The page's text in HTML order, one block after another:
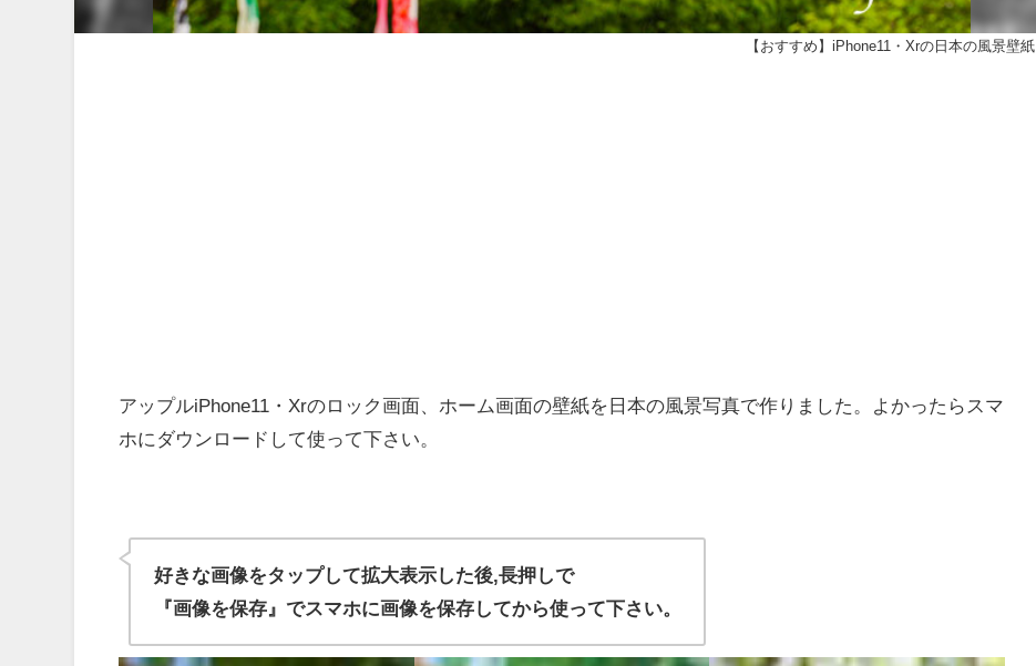
【おすすめ】iPhone11・Xrの日本の風景壁紙
アップルiPhone11・Xrのロック画面、ホーム画面の壁紙を日本の風景写真で作りました。よかったらスマ
ホにダウンロードして使って下さい。
好きな画像をタップして拡大表示した後,長押しで
『画像を保存』でスマホに画像を保存してから使って下さい。